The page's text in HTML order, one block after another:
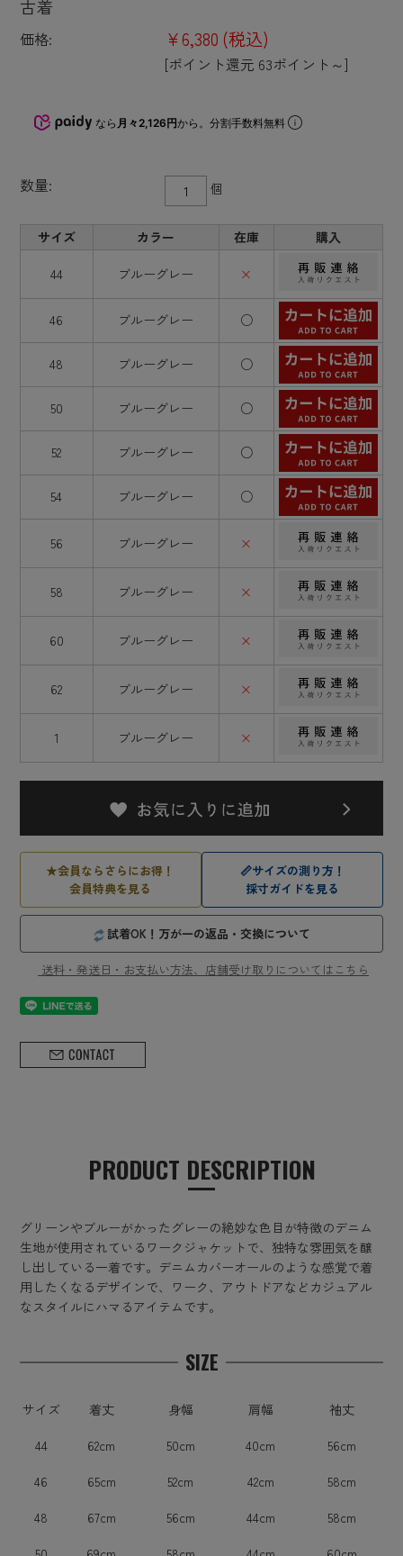
古着
価格: ¥6,380 (税込)
[ポイント還元 63ポイント～]
なら 月々2,126円から。分割手数料無料
数量: 個
サイズ カラー 在庫 購入
44 ブルーグレー ×
46 ブルーグレー ○
48 ブルーグレー ○
50 ブルーグレー ○
52 ブルーグレー ○
54 ブルーグレー ○
56 ブルーグレー ×
58 ブルーグレー ×
60 ブルーグレー ×
62 ブルーグレー ×
1 ブルーグレー ×
★会員ならさらにお得！
会員特典を見る
📏サイズの測り方！
採寸ガイドを見る
試着OK！万が一の返品・交換について
送料・発送日・お支払い方法、店舗受け取りについてはこちら
PRODUCT DESCRIPTION
グリーンやブルーがかったグレーの絶妙な色目が特徴のデニム
生地が使用されているワークジャケットで、独特な雰囲気を醸
し出している一着です。デニムカバーオールのような感覚で着
用したくなるデザインで、ワーク、アウトドアなどカジュアル
なスタイルにハマるアイテムです。
SIZE
サイズ 着丈 身幅 肩幅
袖丈
44
62cm 50cm 40cm
56cm
46
65cm 52cm 42cm
58cm
48
67cm 56cm 44cm
58cm